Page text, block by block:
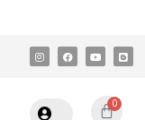
0